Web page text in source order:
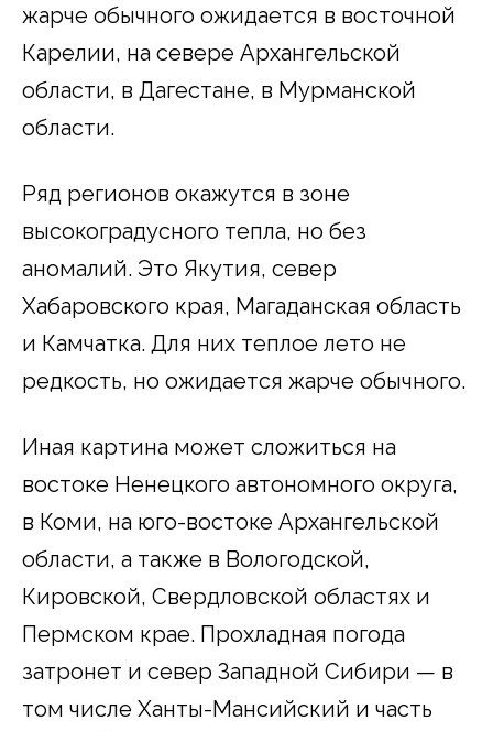
жарче обычного ожидается в восточной
Карелии, на севере Архангельской
области, в Дагестане, в Мурманской
области.
Ряд регионов окажутся в зоне
высокоградусного тепла, но без
аномалий. Это Якутия, север
Хабаровского края, Магаданская область
и Камчатка. Для них теплое лето не
редкость, но ожидается жарче обычного.
Иная картина может сложиться на
востоке Ненецкого автономного округа,
в Коми, на юго-востоке Архангельской
области, а также в Вологодской,
Кировской, Свердловской областях и
Пермском крае. Прохладная погода
затронет и север Западной Сибири — в
том числе Ханты-Мансийский и часть